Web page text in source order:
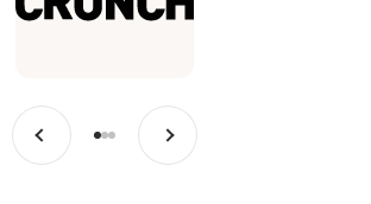
Predchádzajúce
Prejsť na položku 1
Prejsť na položku 2
Prejsť na položku 3
Ďalšie